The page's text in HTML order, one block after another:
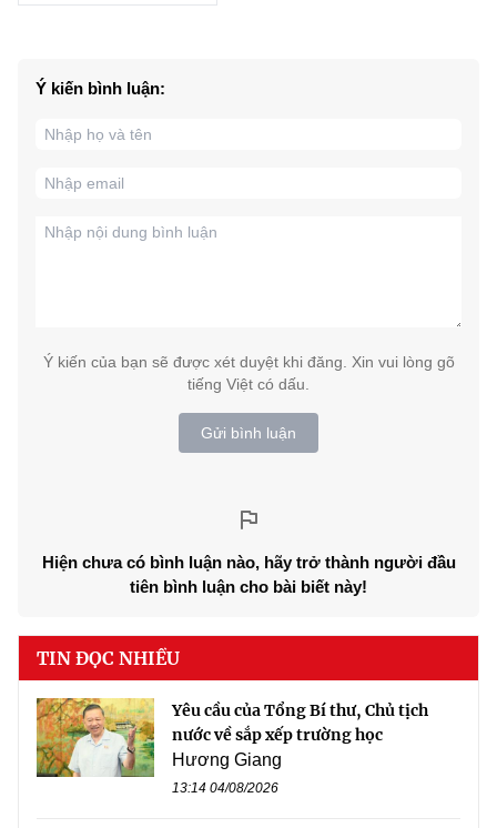
Ý kiến bình luận:
Ý kiến của bạn sẽ được xét duyệt khi đăng. Xin vui lòng gõ
tiếng Việt có dấu.
Gửi bình luận
Hiện chưa có bình luận nào, hãy trở thành người đầu
tiên bình luận cho bài biết này!
TIN ĐỌC NHIỀU
Yêu cầu của Tổng Bí thư, Chủ tịch
nước về sắp xếp trường học
Hương Giang
13:14 04/08/2026